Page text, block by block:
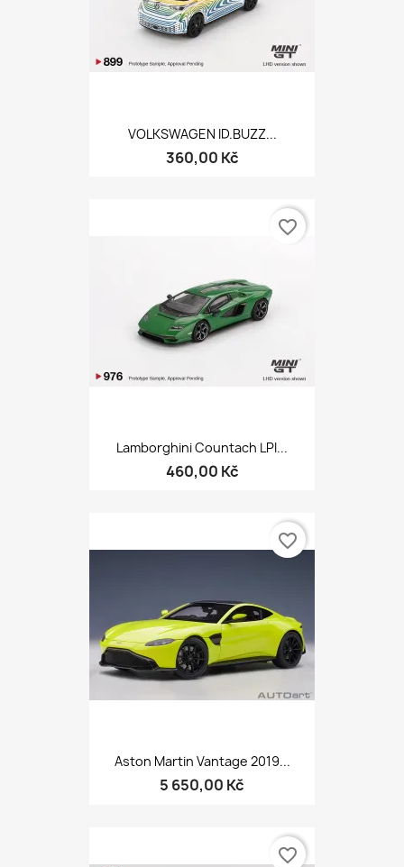
VOLKSWAGEN ID.BUZZ...
360,00 Kč
Lamborghini Countach LPI...
460,00 Kč
favorite_border
Aston Martin Vantage 2019...
5 650,00 Kč
favorite_border
favorite_border